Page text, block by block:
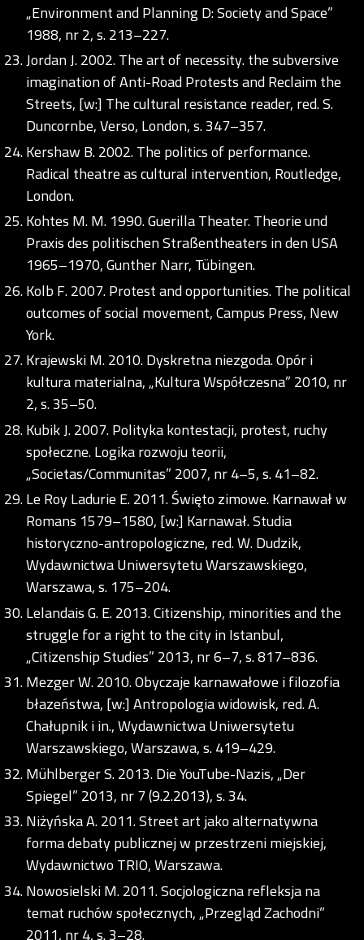
„Environment and Planning D: Society and Space”
1988, nr 2, s. 213–227.
Jordan J. 2002. The art of necessity. the subversive
imagination of Anti-Road Protests and Reclaim the
Streets, [w:] The cultural resistance reader, red. S.
Duncornbe, Verso, London, s. 347–357.
Kershaw B. 2002. The politics of performance.
Radical theatre as cultural intervention, Routledge,
London.
Kohtes M. M. 1990. Guerilla Theater. Theorie und
Praxis des politischen Straßentheaters in den USA
1965–1970, Gunther Narr, Tübingen.
Kolb F. 2007. Protest and opportunities. The political
outcomes of social movement, Campus Press, New
York.
Krajewski M. 2010. Dyskretna niezgoda. Opór i
kultura materialna, „Kultura Współczesna” 2010, nr
2, s. 35–50.
Kubik J. 2007. Polityka kontestacji, protest, ruchy
społeczne. Logika rozwoju teorii,
„Societas/Communitas” 2007, nr 4–5, s. 41–82.
Le Roy Ladurie E. 2011. Święto zimowe. Karnawał w
Romans 1579–1580, [w:] Karnawał. Studia
historyczno-antropologiczne, red. W. Dudzik,
Wydawnictwa Uniwersytetu Warszawskiego,
Warszawa, s. 175–204.
Lelandais G. E. 2013. Citizenship, minorities and the
struggle for a right to the city in Istanbul,
„Citizenship Studies” 2013, nr 6–7, s. 817–836.
Mezger W. 2010. Obyczaje karnawałowe i filozofia
błazeństwa, [w:] Antropologia widowisk, red. A.
Chałupnik i in., Wydawnictwa Uniwersytetu
Warszawskiego, Warszawa, s. 419–429.
Mühlberger S. 2013. Die YouTube-Nazis, „Der
Spiegel” 2013, nr 7 (9.2.2013), s. 34.
Niżyńska A. 2011. Street art jako alternatywna
forma debaty publicznej w przestrzeni miejskiej,
Wydawnictwo TRIO, Warszawa.
Nowosielski M. 2011. Socjologiczna refleksja na
temat ruchów społecznych, „Przegląd Zachodni”
2011, nr 4, s. 3–28.